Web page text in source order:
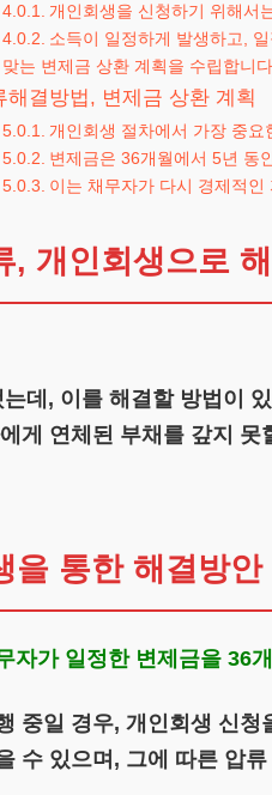
개인회생을 신청하기 위해서
소득이 일정하게 발생하고,
맞는 변제금 상환 계획을 수립합니다.
해결방법, 변제금 상환 계획
개인회생 절차에서 가장 중
변제금은 36개월에서 5년 동
이는 채무자가 다시 경제적
, 개인회생으로
데, 이를 해결할 방법이
게 연체된 부채를 갚지
을 통한 해결방안
자가 일정한 변제금을 36
중일 경우, 개인회생 신
수 있으며, 그에 따른 압